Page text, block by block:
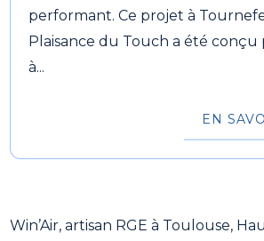
performant. Ce projet à
Plaisance du Touch a été
à...
EN
Win’Air, artisan RGE à Toulouse,